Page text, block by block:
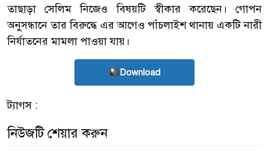
তাছাড়া সেলিম নিজেও বিষয়টি স্বীকার করেছেন। গোপন
অনুসন্ধানে তার বিরুদ্ধে এর আগেও পাঁচলাইশ থানায় একটি নারী
নির্যাতনের মামলা পাওয়া যায়।
Download
ট্যাগস :
নিউজটি শেয়ার করুন